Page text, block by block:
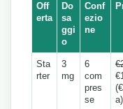
Off
erta
Do
sa
ggi
o
Conf
ezio
ne
Sta
rter
3
mg
6
com
pres
se
a)